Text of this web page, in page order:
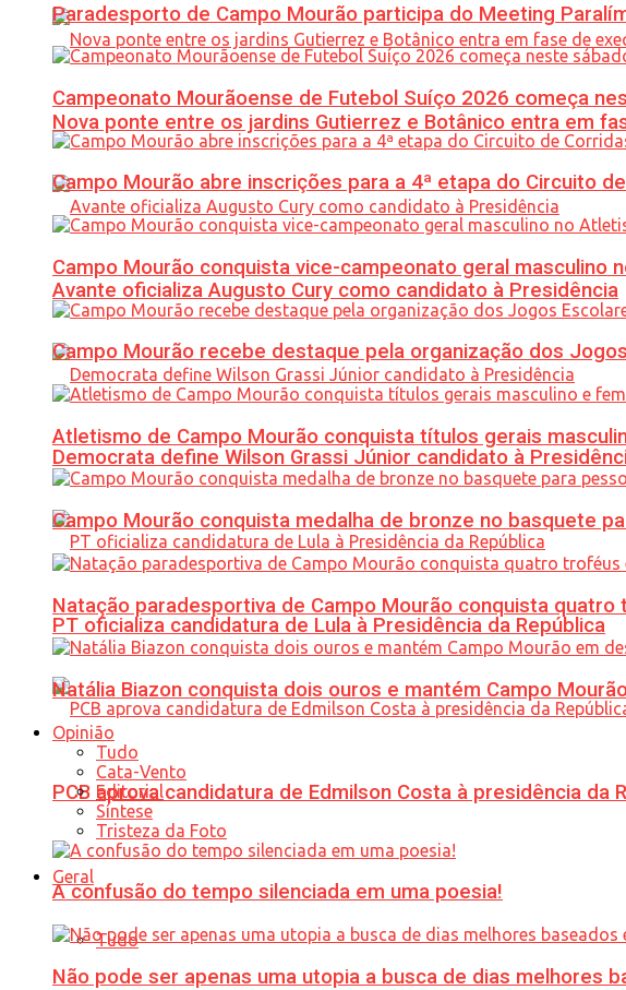
Nova ponte entre os jardins Gutierrez e Botânico entra em
Avante oficializa Augusto Cury como candidato à Presidência
Democrata define Wilson Grassi Júnior candidato à
PT oficializa candidatura de Lula à Presidência da República
PCB aprova candidatura de Edmilson Costa à presidência da
Geral
Tudo
Paradesporto de Campo Mourão participa do Meeting
Campeonato Mourãoense de Futebol Suíço 2026 começa
Campo Mourão abre inscrições para a 4ª etapa do Circuito
Campo Mourão conquista vice-campeonato geral
Campo Mourão recebe destaque pela organização dos
Atletismo de Campo Mourão conquista títulos gerais
Campo Mourão conquista medalha de bronze no basquete
Natação paradesportiva de Campo Mourão conquista
Natália Biazon conquista dois ouros e mantém Campo
Opinião
Tudo
Cata-Vento
Editorial
Síntese
Tristeza da Foto
A confusão do tempo silenciada em uma poesia!
Não pode ser apenas uma utopia a busca de dias melhores